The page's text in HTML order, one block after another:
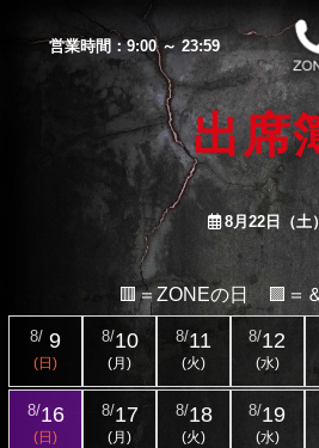
営業時間：9:00 ～ 23:59
出席
8月22日（土）
🟥＝ZONEの日 🟪＝
8/ 9
(日)
8/10
(月)
8/11
(火)
8/12
(水)
8/16
(日)
8/17
(月)
8/18
(火)
8/19
(水)